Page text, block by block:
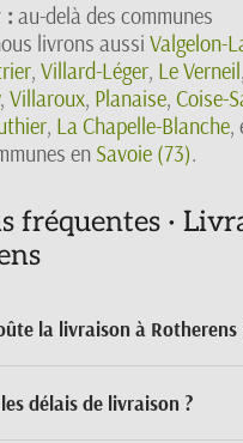
: au-delà des communes
livrons aussi Valgelon-
, Villard-Léger, Le Verneil,
, Villaroux, Planaise, Coise-
, La Chapelle-Blanche,
en Savoie (73).
fréquentes ·
la livraison à Rotherens
délais de livraison ?